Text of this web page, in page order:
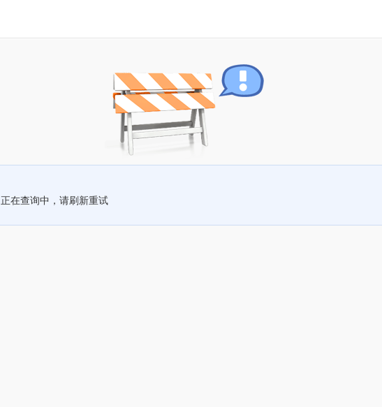
正在查询中，请刷新重试